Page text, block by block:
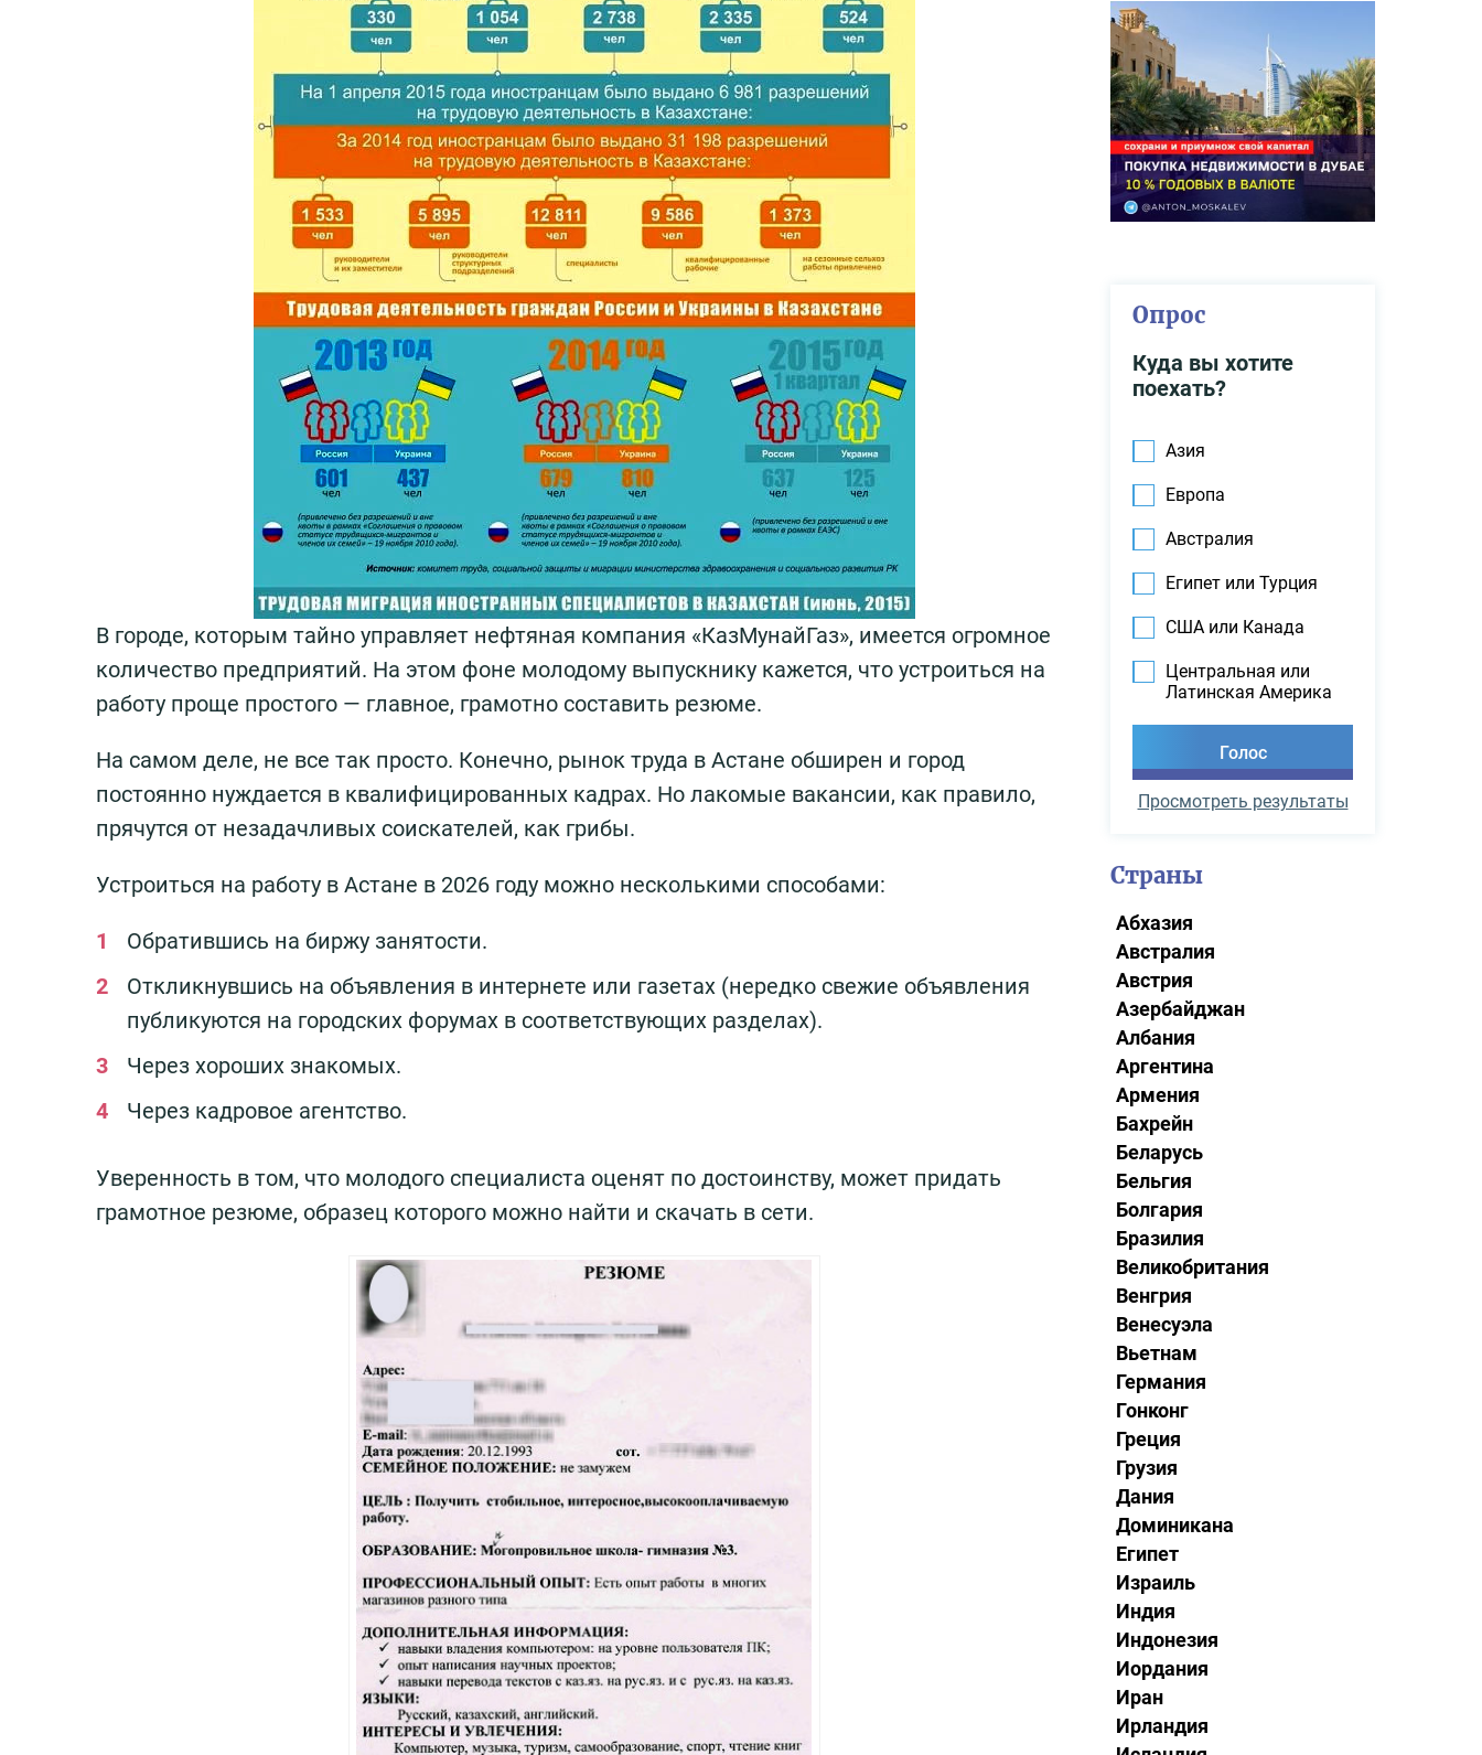
В городе, которым тайно управляет нефтяная компания «КазМунайГаз», имеется огромное
количество предприятий. На этом фоне молодому выпускнику кажется, что устроиться на
работу проще простого — главное, грамотно составить резюме.
На самом деле, не все так просто. Конечно, рынок труда в Астане обширен и город
постоянно нуждается в квалифицированных кадрах. Но лакомые вакансии, как правило,
прячутся от незадачливых соискателей, как грибы.
Устроиться на работу в Астане в 2026 году можно несколькими способами:
Обратившись на биржу занятости.
Откликнувшись на объявления в интернете или газетах (нередко свежие объявления
публикуются на городских форумах в соответствующих разделах).
Через хороших знакомых.
Через кадровое агентство.
Уверенность в том, что молодого специалиста оценят по достоинству, может придать
грамотное резюме, образец которого можно найти и скачать в сети.
Опрос
Куда вы хотите
поехать?
Азия
Европа
Австралия
Египет или Турция
США или Канада
Центральная или
Латинская Америка
Просмотреть результаты
Страны
Абхазия
Австралия
Австрия
Азербайджан
Албания
Аргентина
Армения
Бахрейн
Беларусь
Бельгия
Болгария
Бразилия
Великобритания
Венгрия
Венесуэла
Вьетнам
Германия
Гонконг
Греция
Грузия
Дания
Доминикана
Египет
Израиль
Индия
Индонезия
Иордания
Иран
Ирландия